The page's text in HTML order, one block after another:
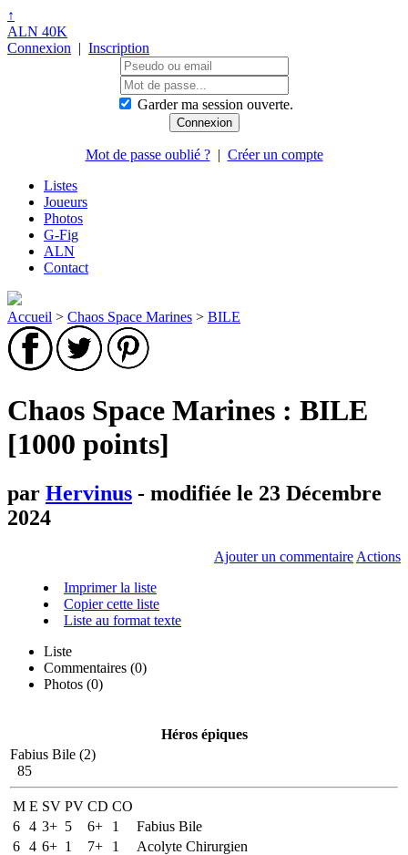
↑
ALN 40K
Connexion | Inscription
Garder ma session ouverte.
Mot de passe oublié ?| Créer un compte
Listes
Joueurs
Photos
G-Fig
ALN
Contact
Accueil > Chaos Space Marines > BILE
Chaos Space Marines : BILE
[1000 points]
par Hervinus - modifiée le 23 Décembre
2024
Ajouter un commentaire Actions
Imprimer la liste
Copier cette liste
Liste au format texte
Liste
Commentaires (0)
Photos (0)
Héros épiques
Fabius Bile (2)
85
M E SV PV CD CO
6 4 3+ 5 6+ 1
Fabius Bile
6 4 6+ 1 7+ 1
Acolyte Chirurgien